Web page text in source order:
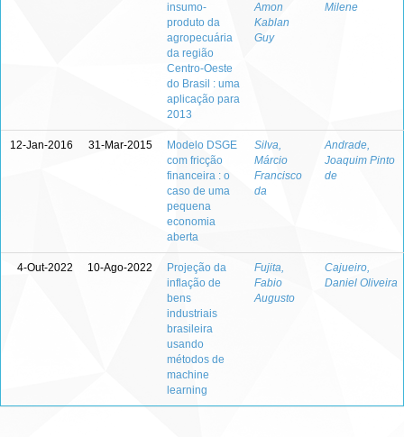
insumo-
produto da
agropecuária
da região
Centro-Oeste
do Brasil : uma
aplicação para
2013
Amon
Kablan
Guy
Milene
12-Jan-2016 31-Mar-2015
Modelo DSGE
com fricção
financeira : o
caso de uma
pequena
economia
aberta
Silva,
Márcio
Francisco
da
Andrade,
Joaquim Pinto
de
4-Out-2022 10-Ago-2022
Projeção da
inflação de
bens
industriais
brasileira
usando
métodos de
machine
learning
Fujita,
Fabio
Augusto
Cajueiro,
Daniel Oliveira